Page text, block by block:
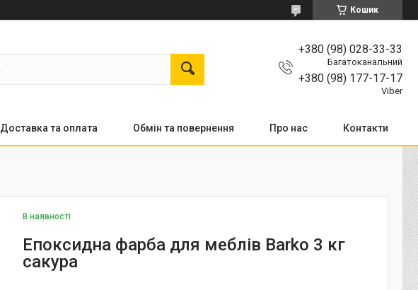
Кошик
+380 (98) 028-33-33
Багатоканальний
+380 (98) 177-17-17
Viber
Доставка та оплата Обмін та повернення Про нас Контакти
В наявності
Епоксидна фарба для меблів Barko 3 кг
сакура